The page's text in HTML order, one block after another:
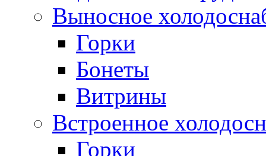
Выносное
Горки
Бонеты
Витрины
Встроенное
Горки